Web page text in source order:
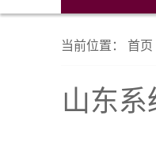
当前位置： 首页
山东